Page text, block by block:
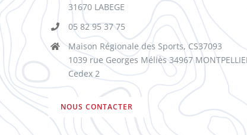
31670 LABEGE
05 82 95 37 75
Maison Régionale des Sports, CS37093
1039 rue Georges Méliès 34967
Cedex 2
NOUS CONTACTER